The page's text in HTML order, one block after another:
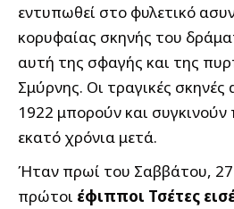
εντυπωθεί στο φυλετικό
κορυφαίας σκηνής του
αυτή της σφαγής και της
Σμύρνης. Οι τραγικές
1922 μπορούν και
εκατό χρόνια μετά.
Ήταν πρωί του Σαββάτου,
πρώτοι έφιπποι Τσέτες